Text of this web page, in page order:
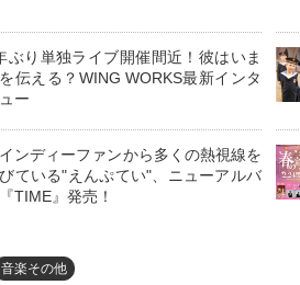
ぶり単独ライブ開催間近！彼はいま
伝える？WING WORKS最新インタ
ー
ンディーファンから多くの熱視線を
ている"えんぷてい"、ニューアルバ
TIME』発売！
音楽その他